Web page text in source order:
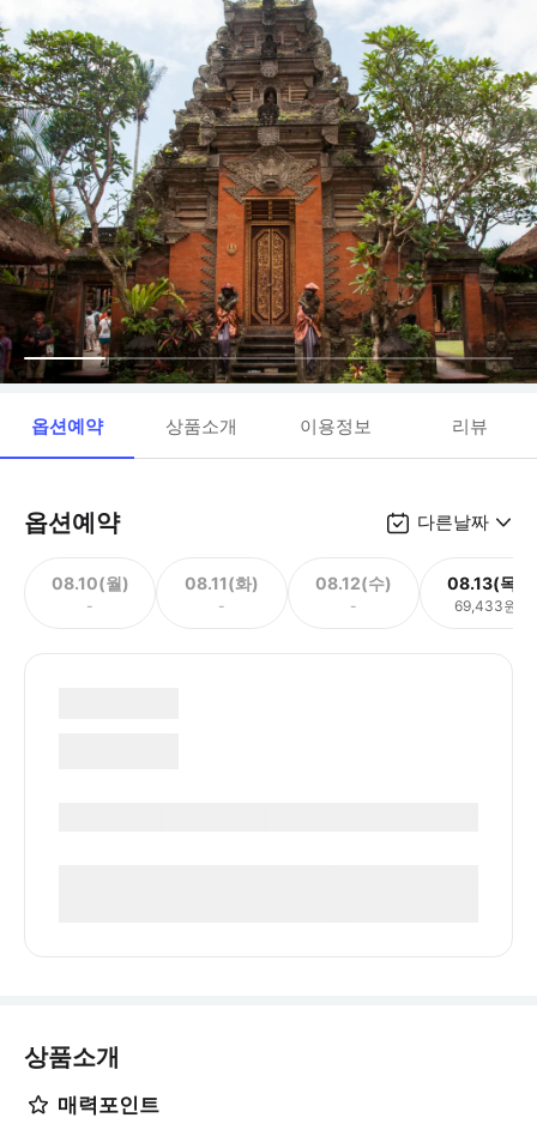
옵션예약 상품소개 이용정보 리뷰
옵션예약 다른날짜
08.10(월)
-
08.11(화)
-
08.12(수)
-
08.13(목)
69,433원
상품소개
매력포인트